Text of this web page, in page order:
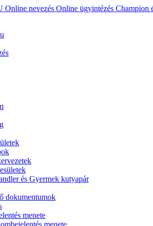
Online nevezés Online ügyintézés Champion
és Gyermek kutyapár
dokumentumok
menete
menete